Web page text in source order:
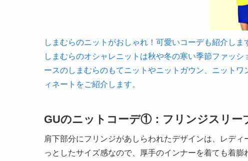
しまむらのニットがおしゃれ！可愛いコーデも紹介しま
しまむらのオシャレニットは秋や冬の寒い季節ファッ
ースのしまむらのもてニットやニットガウン、ニット
ィネートをご紹介します。
GUのニットコーデ①：フリンジスリー
肩下部分にフリンジがあしらわれたデザインは、レデ
っとしたサイズ感なので、厚手のインナーを着ても着